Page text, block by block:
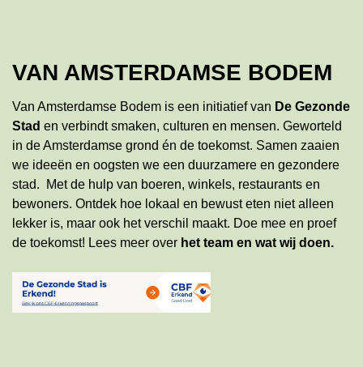
VAN AMSTERDAMSE BODEM
Van Amsterdamse Bodem is een initiatief van De Gezonde
Stad en verbindt smaken, culturen en mensen. Geworteld
in de Amsterdamse grond én de toekomst. Samen zaaien
we ideeën en oogsten we een duurzamere en gezondere
stad. Met de hulp van boeren, winkels, restaurants en
bewoners. Ontdek hoe lokaal en bewust eten niet alleen
lekker is, maar ook het verschil maakt. Doe mee en proef
de toekomst! Lees meer over het team en wat wij doen.